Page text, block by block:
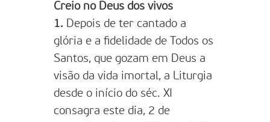
Creio no Deus dos vivos
1. Depois de ter cantado a
glória e a fidelidade de Todos os
Santos, que gozam em Deus a
visão da vida imortal, a Liturgia
desde o início do séc. XI
consagra este dia, 2 de